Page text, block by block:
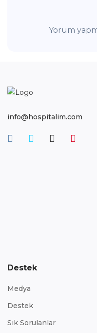
Yorum
info@hospitalim.com
Destek
Medya
Destek
Sık Sorulanlar